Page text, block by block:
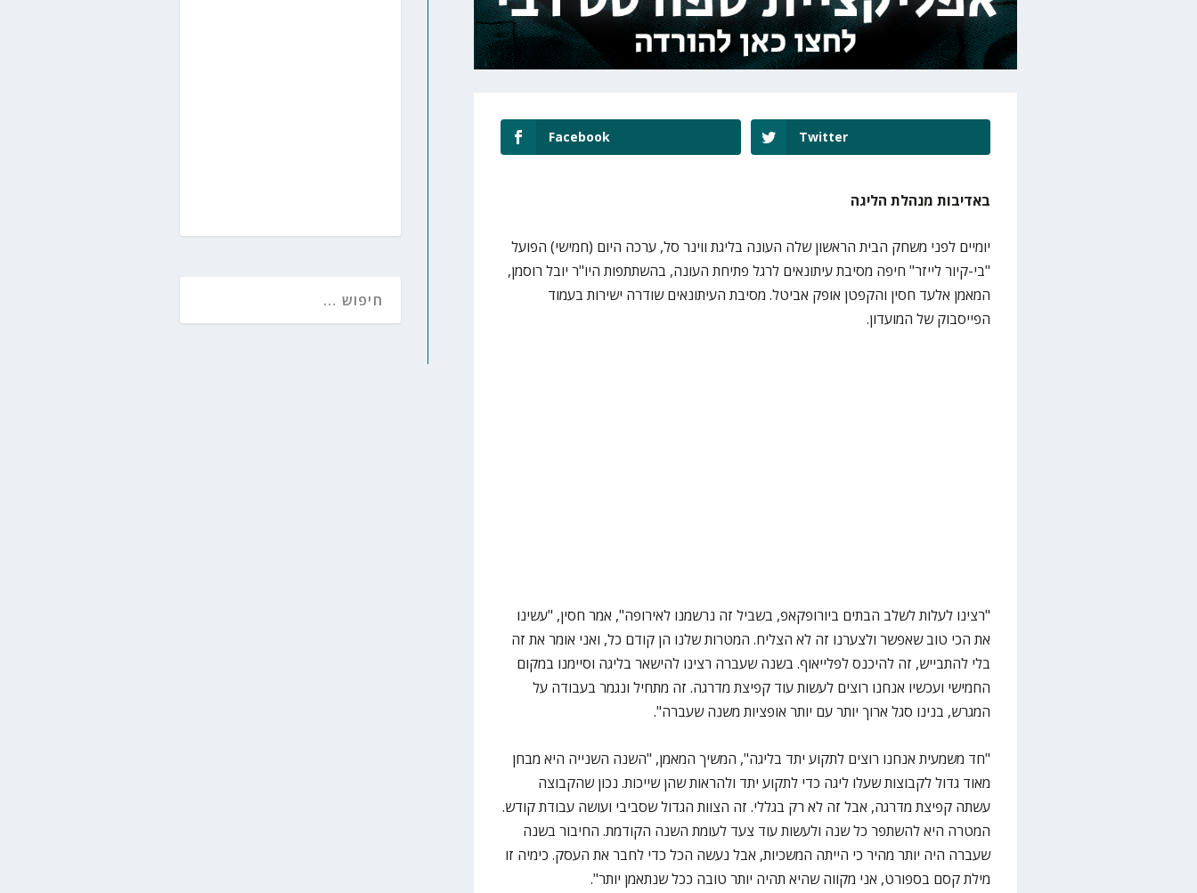
Facebook Twitter
באדיבות מנהלת הליגה
יומיים לפני משחק הבית הראשון שלה העונה בליגת ווינר סל, ערכה היום (חמישי) הפועל
"בי-קיור לייזר" חיפה מסיבת עיתונאים לרגל פתיחת העונה, בהשתתפות היו"ר יובל רוסמן,
המאמן אלעד חסין והקפטן אופק אביטל. מסיבת העיתונאים שודרה ישירות בעמוד
הפייסבוק של המועדון.
"רצינו לעלות לשלב הבתים ביורופקאפ, בשביל זה נרשמנו לאירופה", אמר חסין, "עשינו
את הכי טוב שאפשר ולצערנו זה לא הצליח. המטרות שלנו הן קודם כל, ואני אומר את זה
בלי להתבייש, זה להיכנס לפלייאוף. בשנה שעברה רצינו להישאר בליגה וסיימנו במקום
החמישי ועכשיו אנחנו רוצים לעשות עוד קפיצת מדרגה. זה מתחיל ונגמר בעבודה על
המגרש, בנינו סגל ארוך יותר עם יותר אופציות משנה שעברה".
"חד משמעית אנחנו רוצים לתקוע יתד בליגה", המשיך המאמן, "השנה השנייה היא מבחן
מאוד גדול לקבוצות שעלו ליגה כדי לתקוע יתד ולהראות שהן שייכות. נכון שהקבוצה
עשתה קפיצת מדרגה, אבל זה לא רק בגללי. זה הצוות הגדול שסביבי ועושה עבודת קודש.
המטרה היא להשתפר כל שנה ולעשות עוד צעד לעומת השנה הקודמת. החיבור בשנה
שעברה היה יותר מהיר כי הייתה המשכיות, אבל נעשה הכל כדי לחבר את העסק. כימיה זו
מילת קסם בספורט, אני מקווה שהיא תהיה יותר טובה ככל שנתאמן יותר".